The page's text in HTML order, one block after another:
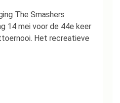
The Smashers
14 mei voor de 44e keer
Het recreatieve